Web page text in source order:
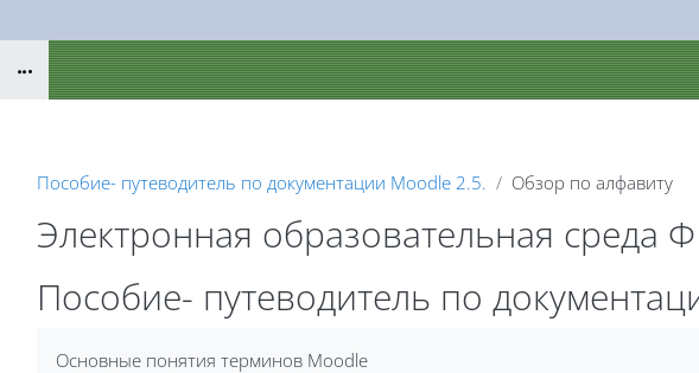
Пособие- путеводитель по документации Moodle 2.5. Обзор по алфавиту
Электронная образовательная среда
Блоки
Пособие- путеводитель по
Основные понятия терминов Moodle